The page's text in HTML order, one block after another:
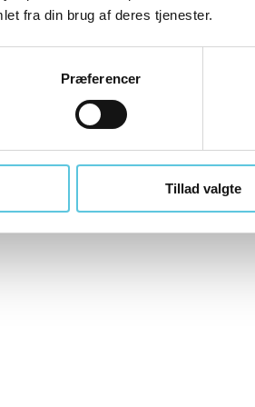
fra din brug af deres tjenester.
Præferencer
Tillad valgte